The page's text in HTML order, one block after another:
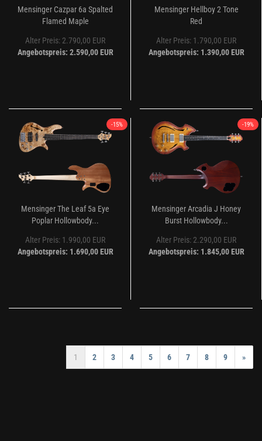
Mensinger Cazpar 6a Spalted
Flamed Maple
Alter Preis: 2.790,00 EUR
Angebotspreis: 2.590,00 EUR
Mensinger Hellboy 2 Tone
Red
Alter Preis: 1.790,00 EUR
Angebotspreis: 1.390,00 EUR
-15%
Mensinger The Leaf 5a Eye
Poplar Hollowbody...
Alter Preis: 1.990,00 EUR
Angebotspreis: 1.690,00 EUR
-19%
Mensinger Arcadia J Honey
Burst Hollowbody...
Alter Preis: 2.290,00 EUR
Angebotspreis: 1.845,00 EUR
1 2 3 4 5 6 7 8 9 »